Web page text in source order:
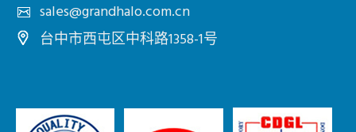
sales@grandhalo.com.cn
台中市西屯区中科路1358-1号